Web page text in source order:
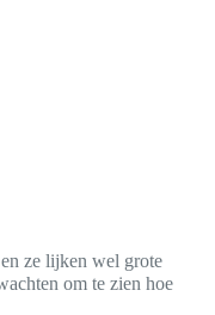
ze lijken wel grote
om te zien hoe